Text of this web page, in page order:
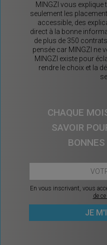
MINGZI vous
seulement les
accessible, des
direct à la bonne
de plus de 350
pensée car MINGZI ne
MINGZI existe pour
rendre le choix et la
CHAQUE
SAVOIR
En vous inscrivant, vous
de